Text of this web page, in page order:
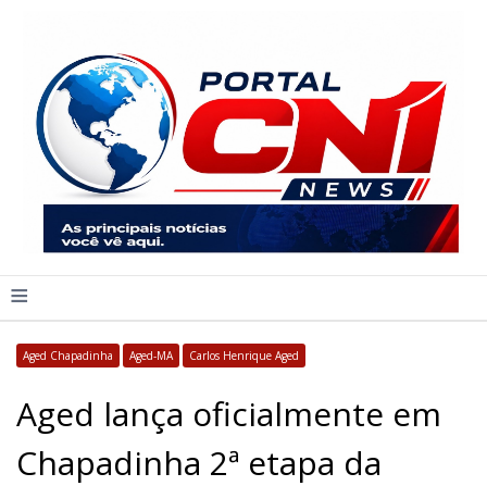
≡
Aged Chapadinha Aged-MA Carlos Henrique Aged
Aged lança oficialmente em
Chapadinha 2ª etapa da